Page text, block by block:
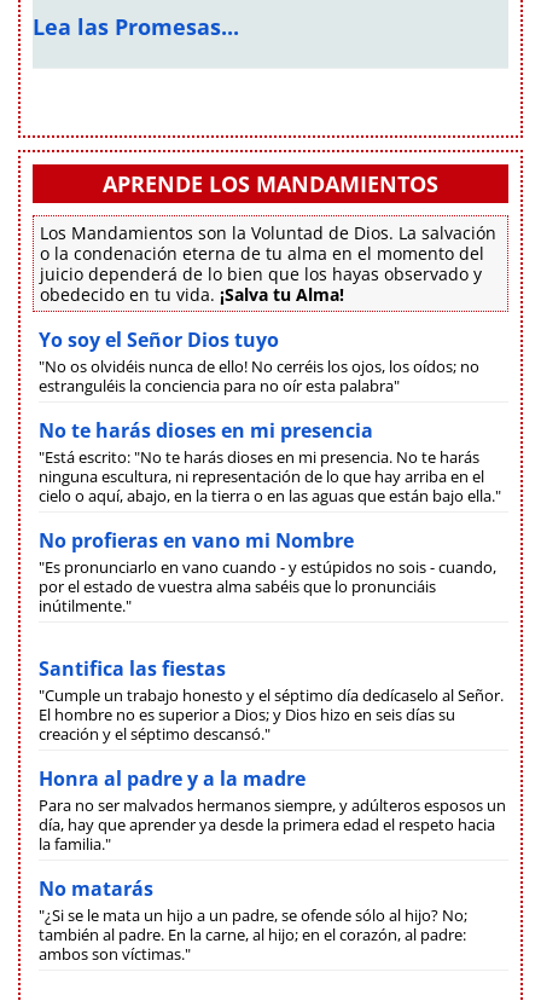
Lea las Promesas...
APRENDE LOS MANDAMIENTOS
Los Mandamientos son la Voluntad de Dios. La salvación
o la condenación eterna de tu alma en el momento del
juicio dependerá de lo bien que los hayas observado y
obedecido en tu vida. ¡Salva tu Alma!
Yo soy el Señor Dios tuyo
"No os olvidéis nunca de ello! No cerréis los ojos, los oídos; no
estranguléis la conciencia para no oír esta palabra"
No te harás dioses en mi presencia
"Está escrito: "No te harás dioses en mi presencia. No te harás
ninguna escultura, ni representación de lo que hay arriba en el
cielo o aquí, abajo, en la tierra o en las aguas que están bajo ella."
No profieras en vano mi Nombre
"Es pronunciarlo en vano cuando - y estúpidos no sois - cuando,
por el estado de vuestra alma sabéis que lo pronunciáis
inútilmente."
Santifica las fiestas
"Cumple un trabajo honesto y el séptimo día dedícaselo al Señor.
El hombre no es superior a Dios; y Dios hizo en seis días su
creación y el séptimo descansó."
Honra al padre y a la madre
Para no ser malvados hermanos siempre, y adúlteros esposos un
día, hay que aprender ya desde la primera edad el respeto hacia
la familia."
No matarás
"¿Si se le mata un hijo a un padre, se ofende sólo al hijo? No;
también al padre. En la carne, al hijo; en el corazón, al padre:
ambos son víctimas."